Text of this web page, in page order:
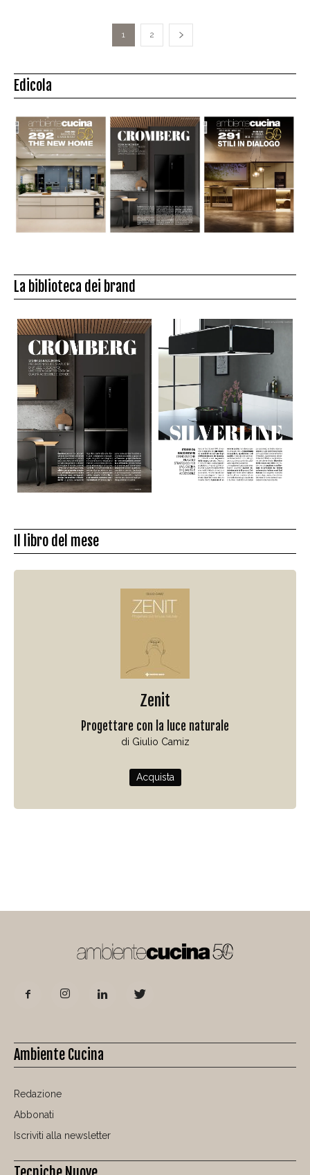
1 2
Edicola
La biblioteca dei brand
Il libro del mese
Zenit
Progettare con la luce naturale
di Giulio Camiz
Acquista
Ambiente Cucina
Redazione
Abbonati
Iscriviti alla newsletter